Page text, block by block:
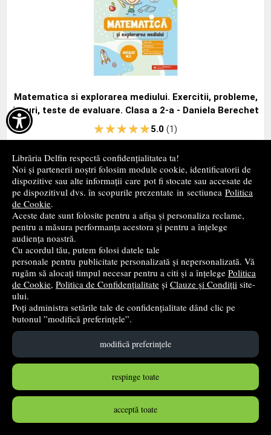

Librăria Delfin respectă confidențialitatea ta!
Noi și partenerii noștri folosim module cookie, identificatorii de
dispozitive sau alte informații care pot fi stocate sau accesate de
pe dispozitivul dvs. în scopurile prezentate in sectiunea Politica
de Cookie.
Aceste date sunt folosite pentru a afișa și personaliza reclame,
pentru a măsura performanța acestora și pentru a înțelege
audiența noastră.
Cu acordul tău, putem folosi datele tale
personale pentru publicitate personalizată și nepersonalizată. Vă
rugăm să alocați timpul necesar pentru a citi și a înțelege Politica
de Cookie, Politica de Confidențialitate și Clauze și Condiții site-
ului.
Poți administra setările tale de confidențialitate dând clic pe
butonul ”modifică preferințele”.
modifică preferințele
respinge toate
acceptă toate
Matematica si explorarea mediului. Exercitii, probleme,
jocuri, teste de evaluare. Clasa a 2-a - Daniela Berechet
5.0(1)
29 ,63lei
PRP:34,89 lei (-15,08%)
în stoc
Cumpără
Inmultiri si impartiri. Colectia Razboi matematic
Gama- 2024